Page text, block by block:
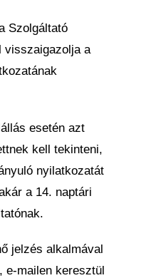
Szolgáltató
visszaigazolja a
esetén azt
kell tekinteni,
nyilatkozatát
a 14. naptári
jelzés alkalmával
e-mailen keresztül